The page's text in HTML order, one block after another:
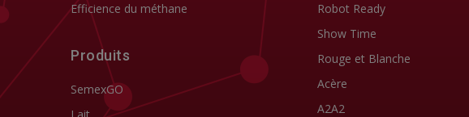
Efficience du méthane
Produits
SemexGO
Robot Ready
Show Time
Rouge et Blanche
Acère
A2A2